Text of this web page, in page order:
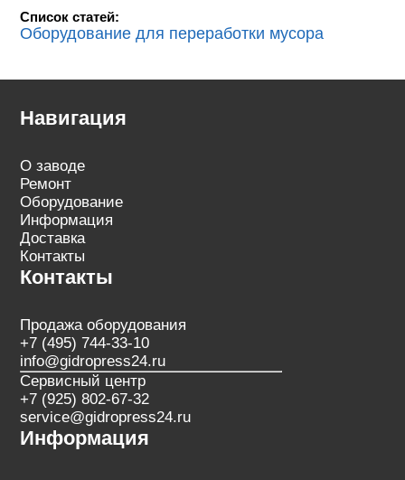
Список статей:
Оборудование для переработки мусора
Навигация
О заводе
Ремонт
Оборудование
Информация
Доставка
Контакты
Контакты
Продажа оборудования
+7 (495) 744-33-10
info@gidropress24.ru
Сервисный центр
+7 (925) 802-67-32
service@gidropress24.ru
Информация